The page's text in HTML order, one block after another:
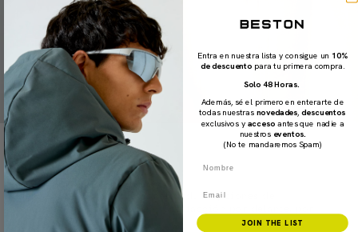
CLICK & WARM
Battery-powered heating technology
Menos capas y más funcionalidad. 9 opciones de
temperatura. Opción 360º | Calefacción por delante, por
detrás y por los lados.
Entra en nuestra lista y consigue un 10%
de descuento para tu primera compra.
Solo 48 Horas.
Además, sé el primero en enterarte de
todas nuestras novedades ,descuentos
exclusivos yacceso antes que nadie a
nuestros eventos.
(No te mandaremos Spam)
JOIN THE LIST